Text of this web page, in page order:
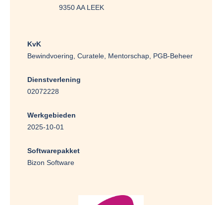
9350 AA LEEK
KvK
Bewindvoering, Curatele, Mentorschap, PGB-Beheer
Dienstverlening
02072228
Werkgebieden
2025-10-01
Softwarepakket
Bizon Software